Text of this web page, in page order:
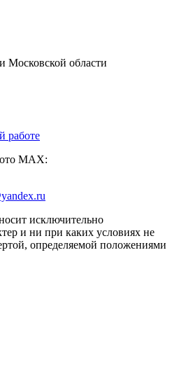
Московской области
работе
МАХ:
исключительно
и ни при каких условиях не
определяемой положениями